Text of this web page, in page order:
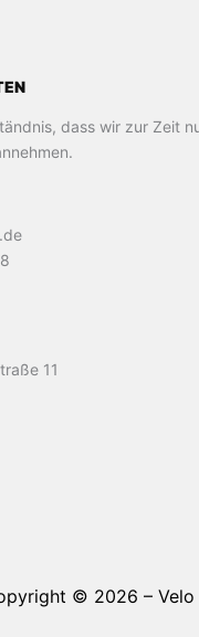
dass wir zur Zeit
11
© 2026 – Velo